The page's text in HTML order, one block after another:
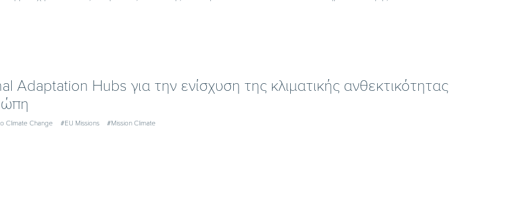
Adaptation Hubs για την ενίσχυση της κλιματικής ανθεκτικότητας
Climate Change #EU Missions #Mission Climate